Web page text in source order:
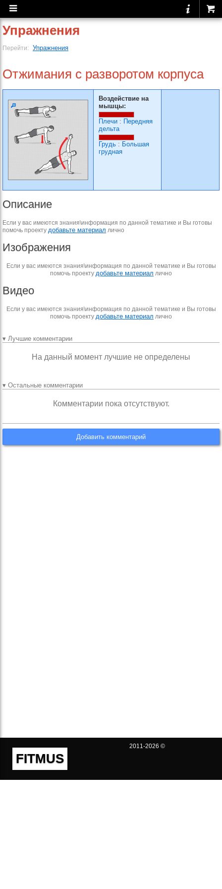
Упражнения
Перейти: Упражнения
Отжимания с разворотом корпуса
Воздействие на
мышцы:
Плечи : Передняя
дельта
Грудь : Большая
грудная
Описание
Если у вас имеются знания\информация по данной тематике и Вы готовы
помочь проекту добавьте материал лично
Изображения
Если у вас имеются знания\информация по данной тематике и Вы готовы
помочь проекту добавьте материал лично
Видео
Если у вас имеются знания\информация по данной тематике и Вы готовы
помочь проекту добавьте материал лично
▾ Лучшие комментарии
На данный момент лучшие не определены
▾ Остальные комментарии
Комментарии пока отсутствуют.
Добавить комментарий
FITMUS
2011-2026 ©